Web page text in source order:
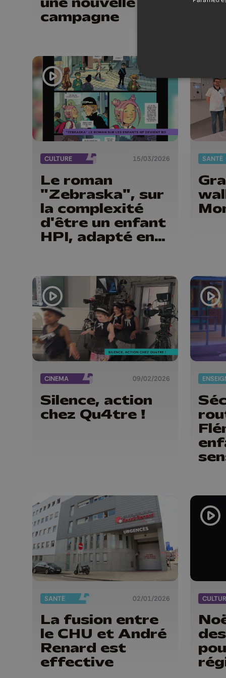
campagne
CULTURE 15/03/2026
Le roman
"Zebraska", sur
la complexité
d'être un enfant
HPI, adapté en
SANTÉ
CINEMA 09/02/2026
Silence, action
chez Qu4tre !
SANTÉ 02/01/2026
La fusion entre
le CHU et André
Renard est
effective